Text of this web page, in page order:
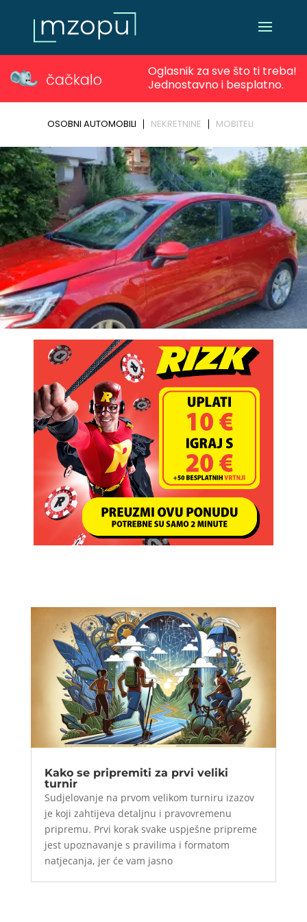
Kako se pripremiti za prvi veliki
turnir
Sudjelovanje na prvom velikom turniru izazov
je koji zahtijeva detaljnu i pravovremenu
pripremu. Prvi korak svake uspješne pripreme
jest upoznavanje s pravilima i formatom
natjecanja, jer će vam jasno